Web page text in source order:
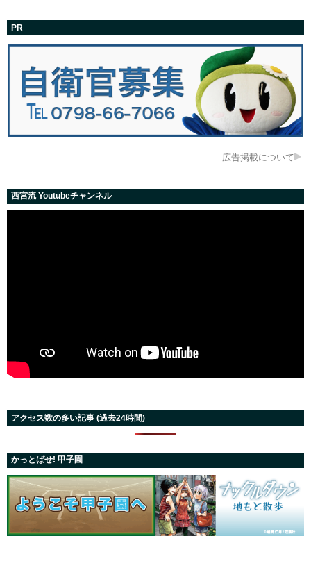
PR
広告掲載について
西宮流 Youtubeチャンネル
アクセス数の多い記事 (過去24時間)
かっとばせ! 甲子園